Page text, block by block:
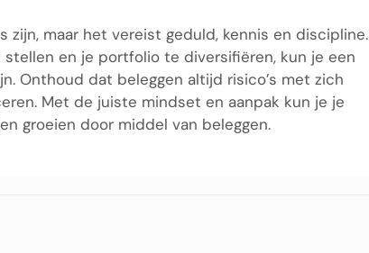
maar het vereist geduld, kennis en discipline.
en je portfolio te diversifiëren, kun je een
Onthoud dat beleggen altijd risico’s met zich
Met de juiste mindset en aanpak kun je je
groeien door middel van beleggen.